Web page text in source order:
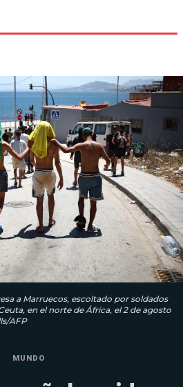
a Marruecos, escoltado por soldados
en el norte de África, el 2 de agosto
AFP
MUNDO